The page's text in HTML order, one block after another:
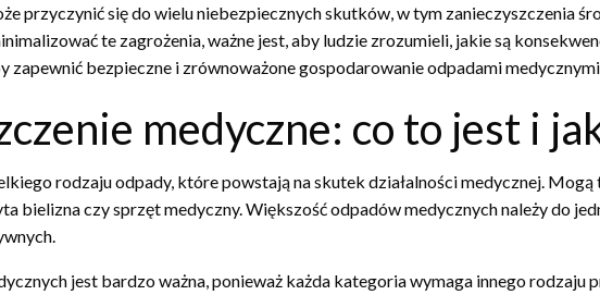
przyczynić się do wielu niebezpiecznych skutków, w tym zanieczyszczenia
te zagrożenia, ważne jest, aby ludzie zrozumieli, jakie są
zapewnić bezpieczne i zrównoważone gospodarowanie odpadami
medyczne: co to jest i
rodzaju odpady, które powstają na skutek działalności medycznej.
bielizna czy sprzęt medyczny. Większość odpadów medycznych należy do
jest bardzo ważna, ponieważ każda kategoria wymaga innego rodzaju